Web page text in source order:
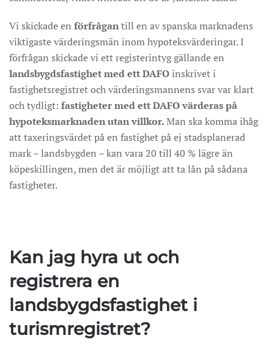
Vi skickade en förfrågantill en av spanska marknadens
viktigaste värderingsmän inom hypoteksvärderingar. I
förfrågan skickade vi ett registerintyg gällande en
landsbygdsfastighet med ett DAFOinskrivet i
fastighetsregistret och värderingsmannens svar var klart
och tydligt: fastigheter med ett DAFO värderas på
hypoteksmarknaden utan villkor.Man ska komma ihåg
att taxeringsvärdet på en fastighet på ej stadsplanerad
mark – landsbygden – kan vara 20 till 40 % lägre än
köpeskillingen, men det är möjligt att ta lån på sådana
fastigheter.
Kan jag hyra ut och
registrera en
landsbygdsfastighet i
turismregistret?